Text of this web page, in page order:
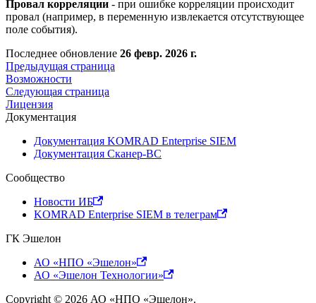
Провал корреляции - при ошибке корреляции происходит
провал (например, в переменную извлекается отсутствующее
поле события).
Последнее обновление 26 февр. 2026 г.
Предыдущая страница
Возможности
Следующая страница
Лицензия
Документация
Документация KOMRAD Enterprise SIEM
Документация Сканер-ВС
Сообщество
Новости ИБ
KOMRAD Enterprise SIEM в телеграм
ГК Эшелон
АО «НПО «Эшелон»
АО «Эшелон Технологии»
Copyright © 2026 АО «НПО «Эшелон».